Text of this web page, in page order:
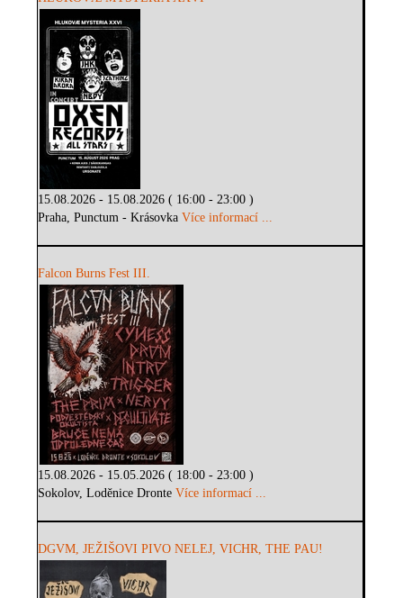
15.08.2026 - 15.08.2026 ( 16:00 - 23:00 )
Praha, Punctum - KrásovkaVíce informací ...
Falcon Burns Fest III.
15.08.2026 - 15.05.2026 ( 18:00 - 23:00 )
Sokolov, Loděnice DronteVíce informací ...
DGVM, JEŽIŠOVI PIVO NELEJ, VICHR, THE PAU!